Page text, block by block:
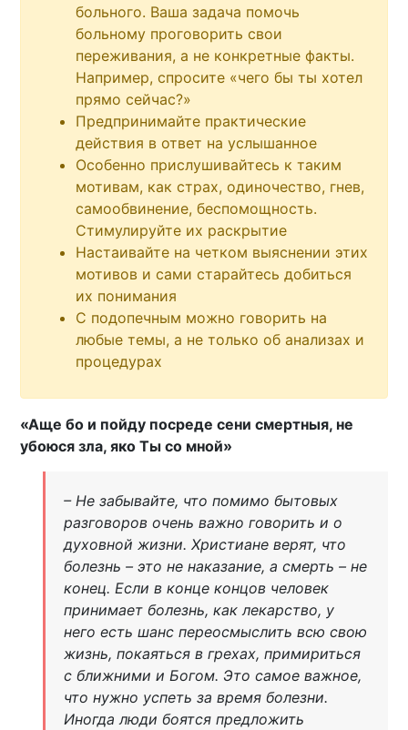
больного. Ваша задача помочь
больному проговорить свои
переживания, а не конкретные факты.
Например, спросите «чего бы ты хотел
прямо сейчас?»
Предпринимайте практические
действия в ответ на услышанное
Особенно прислушивайтесь к таким
мотивам, как страх, одиночество, гнев,
самообвинение, беспомощность.
Стимулируйте их раскрытие
Настаивайте на четком выяснении этих
мотивов и сами старайтесь добиться
их понимания
С подопечным можно говорить на
любые темы, а не только об анализах и
процедурах
«Аще бо и пойду посреде сени смертныя, не
убоюся зла, яко Ты со мной»
– Не забывайте, что помимо бытовых
разговоров очень важно говорить и о
духовной жизни. Христиане верят, что
болезнь – это не наказание, а смерть – не
конец. Если в конце концов человек
принимает болезнь, как лекарство, у
него есть шанс переосмыслить всю свою
жизнь, покаяться в грехах, примириться
с ближними и Богом. Это самое важное,
что нужно успеть за время болезни.
Иногда люди боятся предложить